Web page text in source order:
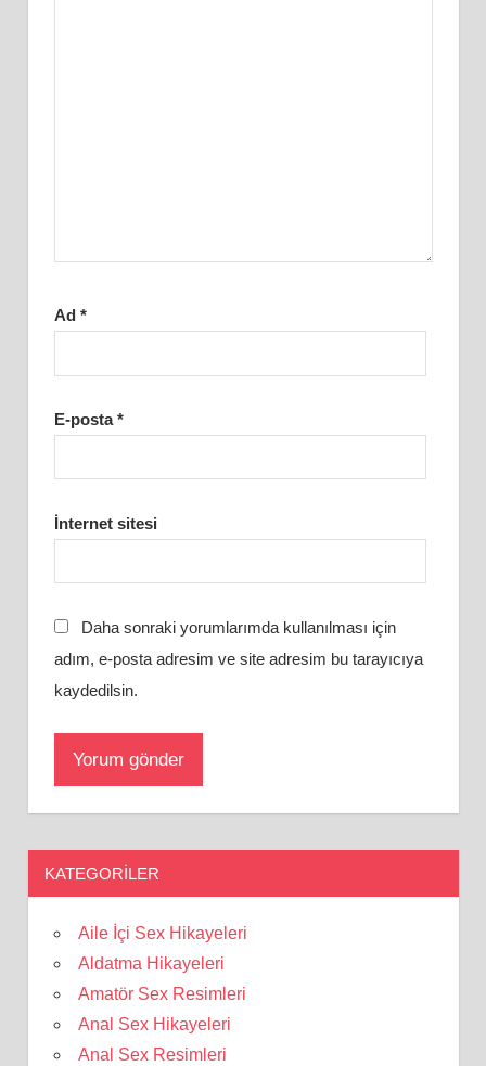
Ad *
E-posta*
İnternet sitesi
Daha sonraki yorumlarımda kullanılması için
adım, e-posta adresim ve site adresim bu tarayıcıya
kaydedilsin.
KATEGORILER
Aile İçi Sex Hikayeleri
Aldatma Hikayeleri
Amatör Sex Resimleri
Anal Sex Hikayeleri
Anal Sex Resimleri